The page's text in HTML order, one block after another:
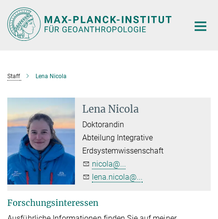
Hauptinhalt
Staff Lena Nicola
Lena Nicola
Doktorandin
Abteilung Integrative
Erdsystemwissenschaft
nicola@...
lena.nicola@...
Forschungsinteressen